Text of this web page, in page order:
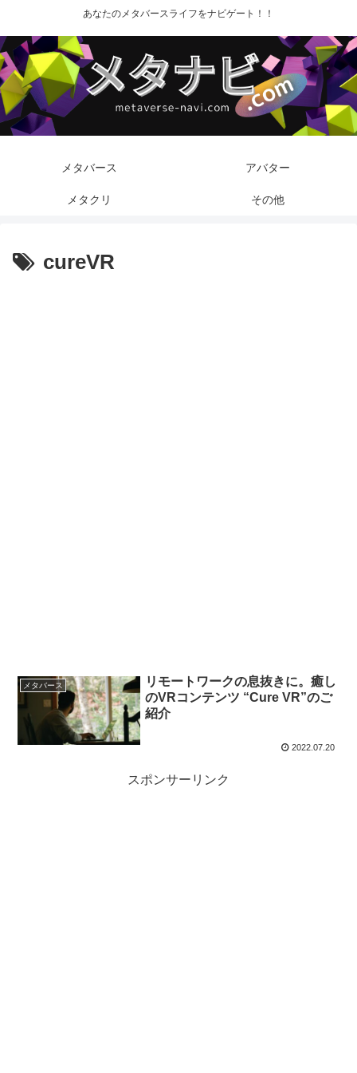
あなたのメタバースライフをナビゲート！！
メタバース アバター
メタクリ その他
cureVR
メタバース
リモートワークの息抜きに。癒し
のVRコンテンツ “Cure VR”のご
紹介
2022.07.20
スポンサーリンク